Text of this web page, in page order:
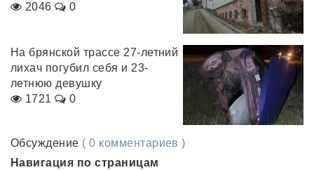
2046
0
На брянской трассе 27-летний
лихач погубил себя и 23-
летнюю девушку
1721
0
Обсуждение ( 0 комментариев )
Навигация по страницам